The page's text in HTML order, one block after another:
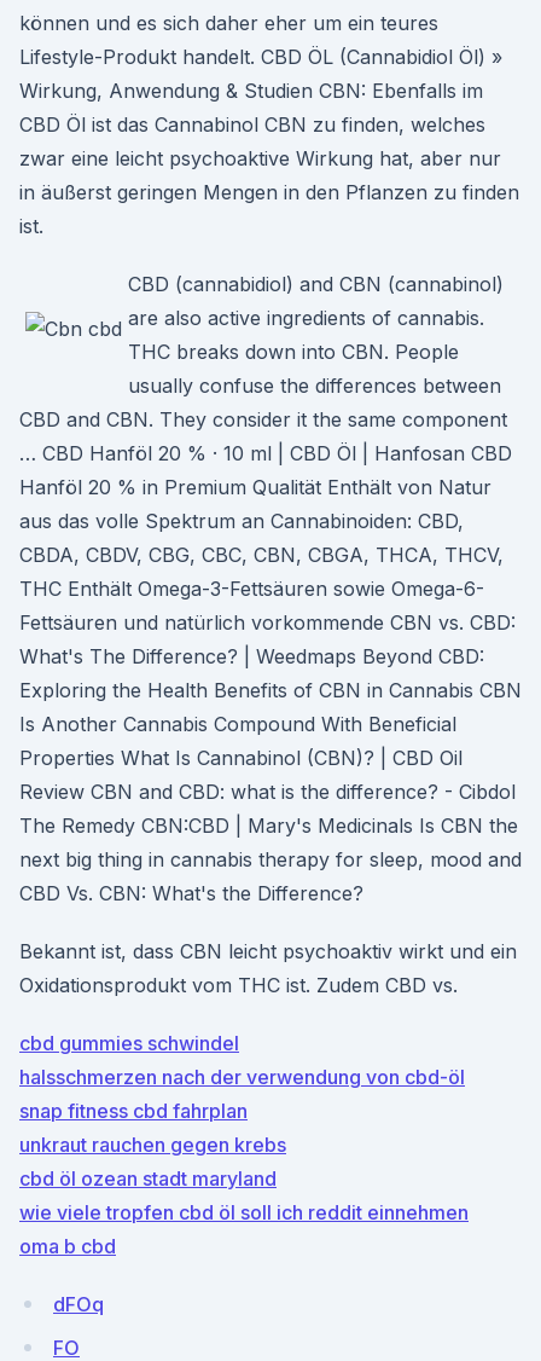
können und es sich daher eher um ein teures
Lifestyle-Produkt handelt. CBD ÖL (Cannabidiol Öl) »
Wirkung, Anwendung & Studien CBN: Ebenfalls im
CBD Öl ist das Cannabinol CBN zu finden, welches
zwar eine leicht psychoaktive Wirkung hat, aber nur
in äußerst geringen Mengen in den Pflanzen zu finden
ist.
CBD (cannabidiol) and CBN (cannabinol)
are also active ingredients of cannabis.
THC breaks down into CBN. People
usually confuse the differences between
CBD and CBN. They consider it the same component
… CBD Hanföl 20 % · 10 ml | CBD Öl | Hanfosan CBD
Hanföl 20 % in Premium Qualität Enthält von Natur
aus das volle Spektrum an Cannabinoiden: CBD,
CBDA, CBDV, CBG, CBC, CBN, CBGA, THCA, THCV,
THC Enthält Omega-3-Fettsäuren sowie Omega-6-
Fettsäuren und natürlich vorkommende CBN vs. CBD:
What's The Difference? | Weedmaps Beyond CBD:
Exploring the Health Benefits of CBN in Cannabis CBN
Is Another Cannabis Compound With Beneficial
Properties What Is Cannabinol (CBN)? | CBD Oil
Review CBN and CBD: what is the difference? - Cibdol
The Remedy CBN:CBD | Mary's Medicinals Is CBN the
next big thing in cannabis therapy for sleep, mood and
CBD Vs. CBN: What's the Difference?
Bekannt ist, dass CBN leicht psychoaktiv wirkt und ein
Oxidationsprodukt vom THC ist. Zudem CBD vs.
cbd gummies schwindel
halsschmerzen nach der verwendung von cbd-öl
snap fitness cbd fahrplan
unkraut rauchen gegen krebs
cbd öl ozean stadt maryland
wie viele tropfen cbd öl soll ich reddit einnehmen
oma b cbd
dFOq
FO